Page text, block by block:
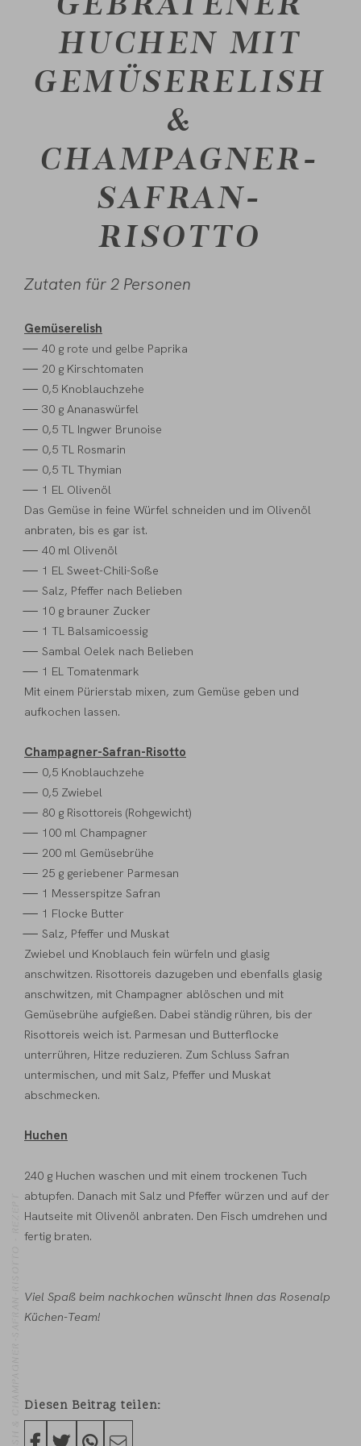
HUCHEN MIT
GEMÜSERELISH
&
CHAMPAGNER-
SAFRAN-
RISOTTO
Zutaten für 2 Personen
Gemüserelish
40 g rote und gelbe Paprika
20 g Kirschtomaten
0,5 Knoblauchzehe
30 g Ananaswürfel
0,5 TL Ingwer Brunoise
0,5 TL Rosmarin
0,5 TL Thymian
1 EL Olivenöl
Das Gemüse in feine Würfel schneiden und im Olivenöl
anbraten, bis es gar ist.
40 ml Olivenöl
1 EL Sweet-Chili-Soße
Salz, Pfeffer nach Belieben
10 g brauner Zucker
1 TL Balsamicoessig
Sambal Oelek nach Belieben
1 EL Tomatenmark
Mit einem Pürierstab mixen, zum Gemüse geben und
aufkochen lassen.
Champagner-Safran-Risotto
0,5 Knoblauchzehe
0,5 Zwiebel
80 g Risottoreis (Rohgewicht)
100 ml Champagner
200 ml Gemüsebrühe
25 g geriebener Parmesan
1 Messerspitze Safran
1 Flocke Butter
Salz, Pfeffer und Muskat
Zwiebel und Knoblauch fein würfeln und glasig
anschwitzen. Risottoreis dazugeben und ebenfalls glasig
anschwitzen, mit Champagner ablöschen und mit
Gemüsebrühe aufgießen. Dabei ständig rühren, bis der
Risottoreis weich ist. Parmesan und Butterflocke
unterrühren, Hitze reduzieren. Zum Schluss Safran
untermischen, und mit Salz, Pfeffer und Muskat
abschmecken.
Huchen
240 g Huchen waschen und mit einem trockenen Tuch
abtupfen. Danach mit Salz und Pfeffer würzen und auf der
Hautseite mit Olivenöl anbraten. Den Fisch umdrehen und
fertig braten.
Viel Spaß beim nachkochen wünscht Ihnen das Rosenalp
Küchen-Team!
Diesen Beitrag teilen